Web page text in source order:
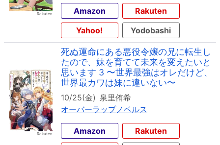
Amazon
Rakuten
Yahoo!
Yodobashi
死ぬ運命にある悪役令嬢の兄に転生し
たので、妹を育てて未来を変えたいと
思います 3 〜世界最強はオレだけど、
世界最カワは妹に違いない〜
10/25(金) 泉里侑希
オーバーラップノベルス
Amazon
Rakuten